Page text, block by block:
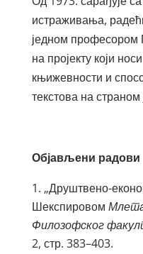
истраживања,
једном професором
на пројекту који
књижевности и
текстова на страном
Објављени радови
„Друштвено-
Шекспировом
Филозофског
2, стр. 383–403.